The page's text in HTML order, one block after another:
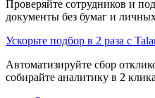
Проверяйте сотрудников и
документы без бумаг и
Ускорьте подбор в 2 раза с
Автоматизируйте сбор
собирайте аналитику в 2 клика